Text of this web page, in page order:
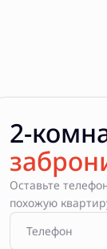
2-
Оставьте
похожую